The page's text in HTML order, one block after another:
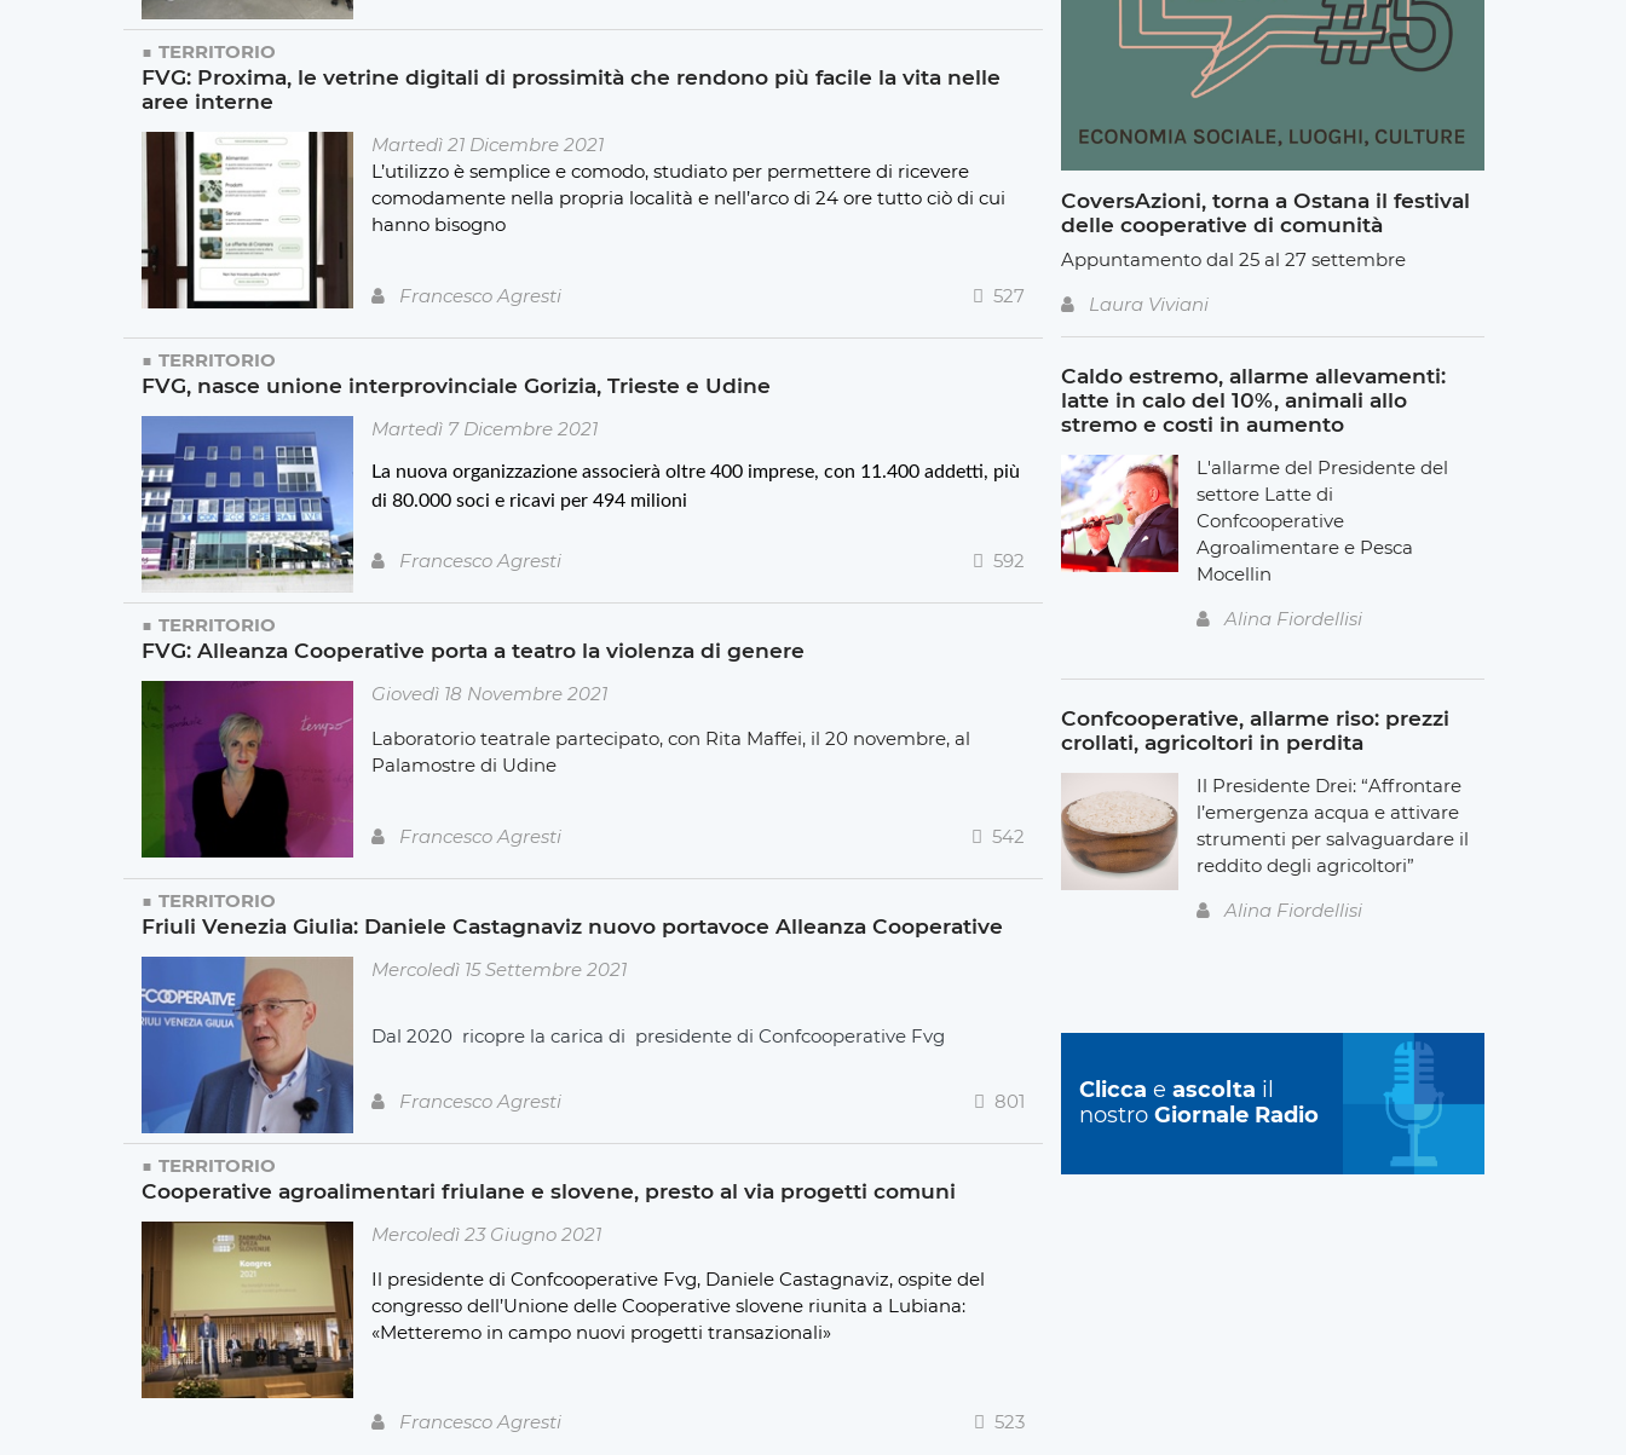
TERRITORIO
FVG: Proxima, le vetrine digitali di prossimità che rendono più facile la vita nelle
aree interne
Martedì 21 Dicembre 2021
L’utilizzo è semplice e comodo, studiato per permettere di ricevere
comodamente nella propria località e nell’arco di 24 ore tutto ciò di cui
hanno bisogno
Francesco Agresti 527
TERRITORIO
FVG, nasce unione interprovinciale Gorizia, Trieste e Udine
Martedì 7 Dicembre 2021
La nuova organizzazione associerà oltre 400 imprese, con 11.400 addetti, più
di 80.000 soci e ricavi per 494 milioni
Francesco Agresti 592
TERRITORIO
FVG: Alleanza Cooperative porta a teatro la violenza di genere
Giovedì 18 Novembre 2021
Laboratorio teatrale partecipato, con Rita Maffei, il 20 novembre, al
Palamostre di Udine
Francesco Agresti 542
TERRITORIO
Friuli Venezia Giulia: Daniele Castagnaviz nuovo portavoce Alleanza Cooperative
Mercoledì 15 Settembre 2021
Dal 2020 ricopre la carica di presidente di Confcooperative Fvg
Francesco Agresti 801
TERRITORIO
Cooperative agroalimentari friulane e slovene, presto al via progetti comuni
Mercoledì 23 Giugno 2021
Il presidente di Confcooperative Fvg, Daniele Castagnaviz, ospite del
congresso dell’Unione delle Cooperative slovene riunita a Lubiana:
«Metteremo in campo nuovi progetti transazionali»
Francesco Agresti 523
CoversAzioni, torna a Ostana il festival
delle cooperative di comunità
Appuntamento dal 25 al 27 settembre
Laura Viviani
Caldo estremo, allarme allevamenti:
latte in calo del 10%, animali allo
stremo e costi in aumento
L'allarme del Presidente del
settore Latte di
Confcooperative
Agroalimentare e Pesca
Mocellin
Alina Fiordellisi
Confcooperative, allarme riso: prezzi
crollati, agricoltori in perdita
Il Presidente Drei: “Affrontare
l’emergenza acqua e attivare
strumenti per salvaguardare il
reddito degli agricoltori”
Alina Fiordellisi
Clicca e ascolta il
nostro Giornale Radio